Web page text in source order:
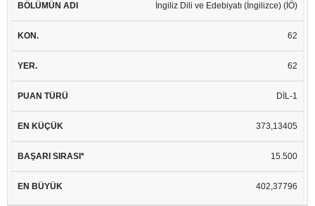
İngiliz Dili ve Edebiyatı (İngilizce) (İÖ)
62
62
DİL-1
373,13405
15.500
402,37796